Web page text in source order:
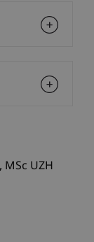
MSc UZH